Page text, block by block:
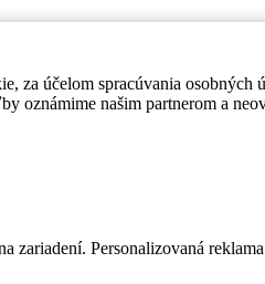
za účelom spracúvania osobných
oznámime našim partnerom a
Personalizovaná reklama